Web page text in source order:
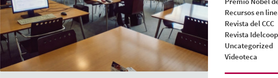
Recursos en
Revista del CCC
Revista Idelcoop
Uncategorized
Videoteca